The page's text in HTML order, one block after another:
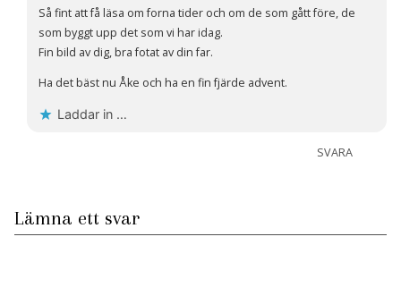
Så fint att få läsa om forna tider och om de som gått före, de
som byggt upp det som vi har idag.
Fin bild av dig, bra fotat av din far.
Ha det bäst nu Åke och ha en fin fjärde advent.
Laddar in …
SVARA
Lämna ett svar